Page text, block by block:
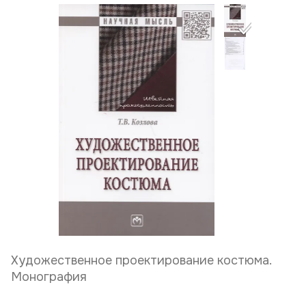
Художественное проектирование костюма.
Монография